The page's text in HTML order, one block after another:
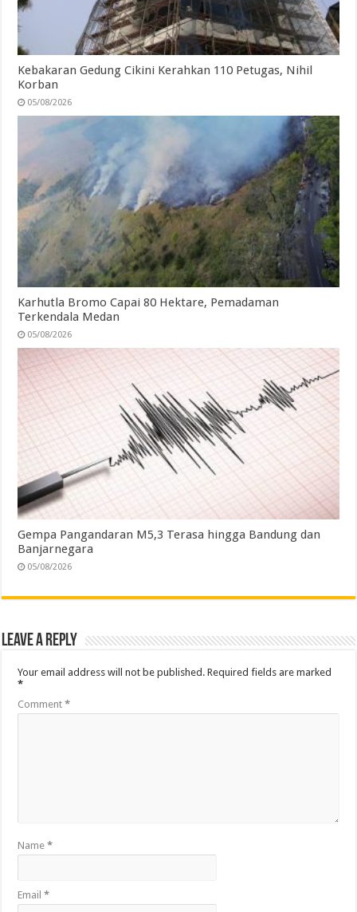
Kebakaran Gedung Cikini Kerahkan 110 Petugas, Nihil
Korban
05/08/2026
Karhutla Bromo Capai 80 Hektare, Pemadaman
Terkendala Medan
05/08/2026
Gempa Pangandaran M5,3 Terasa hingga Bandung dan
Banjarnegara
05/08/2026
Leave a Reply
Your email address will not be published. Required fields are marked
*
Comment*
Name*
Email*